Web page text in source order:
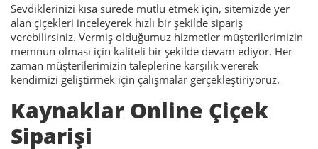
Sevdiklerinizi kısa sürede mutlu etmek için, sitemizde yer
alan çiçekleri inceleyerek hızlı bir şekilde sipariş
verebilirsiniz. Vermiş olduğumuz hizmetler müşterilerimizin
memnun olması için kaliteli bir şekilde devam ediyor. Her
zaman müşterilerimizin taleplerine karşılık vererek
kendimizi geliştirmek için çalışmalar gerçekleştiriyoruz.
Kaynaklar Online Çiçek
Siparişi